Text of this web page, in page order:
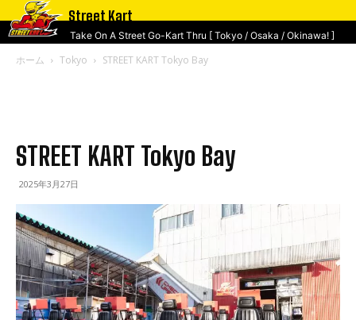
Street Kart
Take On A Street Go-Kart Thru [ Tokyo / Osaka / Okinawa! ]
ホーム Tokyo STREET KART Tokyo Bay
STREET KART Tokyo Bay
2025年3月27日